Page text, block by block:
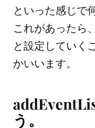
といった感じで
これがあったら
と設定していく
かいいます。
う。